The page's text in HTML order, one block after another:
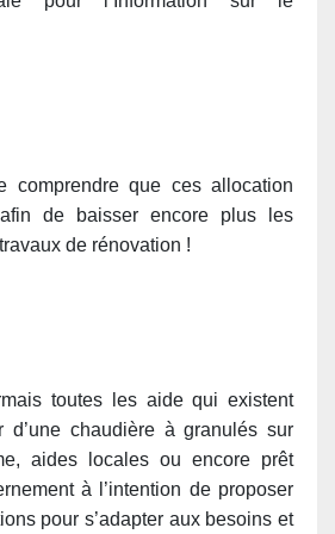
comprendre que ces allocation
de baisser encore plus les
de rénovation !
toutes les aide qui existent
d’une chaudière à granulés sur
aides locales ou encore prêt
à l’intention de proposer
pour s’adapter aux besoins et